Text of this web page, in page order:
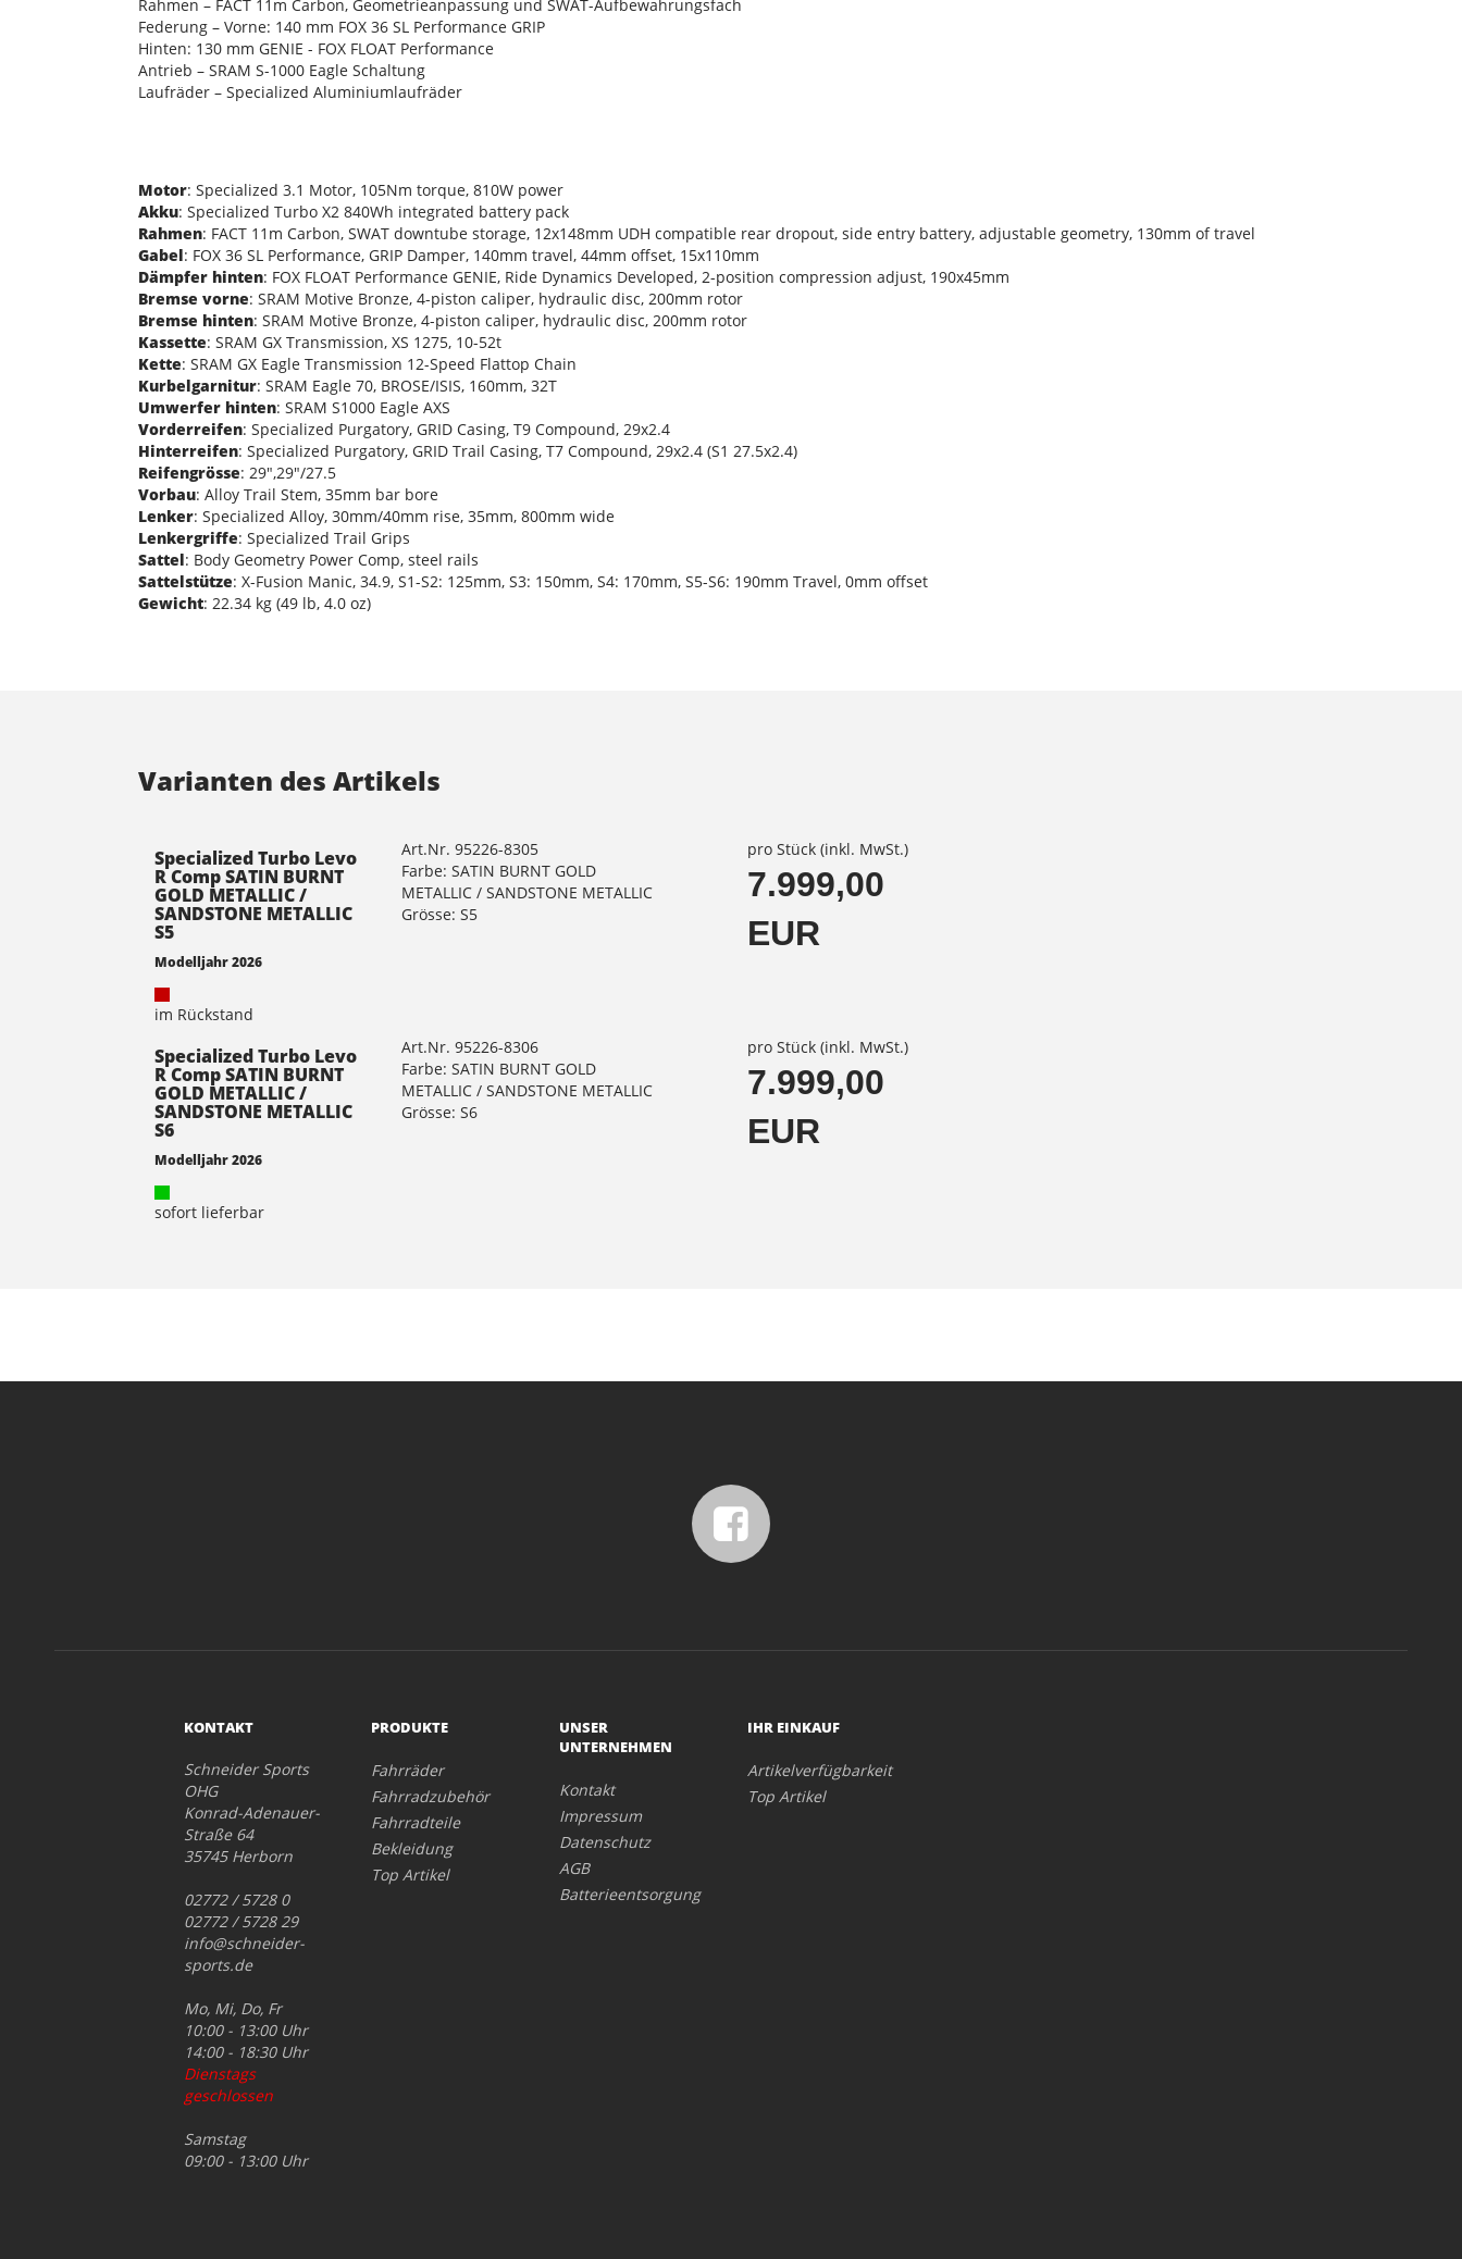
Rahmen – FACT 11m Carbon, Geometrieanpassung und SWAT-Aufbewahrungsfach
Federung – Vorne: 140 mm FOX 36 SL Performance GRIP
Hinten: 130 mm GENIE - FOX FLOAT Performance
Antrieb – SRAM S-1000 Eagle Schaltung
Laufräder – Specialized Aluminiumlaufräder
Motor: Specialized 3.1 Motor, 105Nm torque, 810W power
Akku: Specialized Turbo X2 840Wh integrated battery pack
Rahmen: FACT 11m Carbon, SWAT downtube storage, 12x148mm UDH compatible rear dropout, side entry battery, adjustable geometry, 130mm of travel
Gabel: FOX 36 SL Performance, GRIP Damper, 140mm travel, 44mm offset, 15x110mm
Dämpfer hinten: FOX FLOAT Performance GENIE, Ride Dynamics Developed, 2-position compression adjust, 190x45mm
Bremse vorne: SRAM Motive Bronze, 4-piston caliper, hydraulic disc, 200mm rotor
Bremse hinten: SRAM Motive Bronze, 4-piston caliper, hydraulic disc, 200mm rotor
Kassette: SRAM GX Transmission, XS 1275, 10-52t
Kette: SRAM GX Eagle Transmission 12-Speed Flattop Chain
Kurbelgarnitur: SRAM Eagle 70, BROSE/ISIS, 160mm, 32T
Umwerfer hinten: SRAM S1000 Eagle AXS
Vorderreifen: Specialized Purgatory, GRID Casing, T9 Compound, 29x2.4
Hinterreifen: Specialized Purgatory, GRID Trail Casing, T7 Compound, 29x2.4 (S1 27.5x2.4)
Reifengrösse: 29",29"/27.5
Vorbau: Alloy Trail Stem, 35mm bar bore
Lenker: Specialized Alloy, 30mm/40mm rise, 35mm, 800mm wide
Lenkergriffe: Specialized Trail Grips
Sattel: Body Geometry Power Comp, steel rails
Sattelstütze: X-Fusion Manic, 34.9, S1-S2: 125mm, S3: 150mm, S4: 170mm, S5-S6: 190mm Travel, 0mm offset
Gewicht: 22.34 kg (49 lb, 4.0 oz)
Varianten des Artikels
Specialized Turbo Levo
R Comp SATIN BURNT
GOLD METALLIC /
SANDSTONE METALLIC
S5
Modelljahr 2026
im Rückstand
Art.Nr. 95226-8305
Farbe: SATIN BURNT GOLD
METALLIC / SANDSTONE METALLIC
Grösse: S5
pro Stück (inkl. MwSt.)
7.999,00
EUR
Specialized Turbo Levo
R Comp SATIN BURNT
GOLD METALLIC /
SANDSTONE METALLIC
S6
Modelljahr 2026
sofort lieferbar
Art.Nr. 95226-8306
Farbe: SATIN BURNT GOLD
METALLIC / SANDSTONE METALLIC
Grösse: S6
pro Stück (inkl. MwSt.)
7.999,00
EUR
KONTAKT
Schneider Sports
OHG
Konrad-Adenauer-
Straße 64
35745 Herborn
02772 / 5728 0
02772 / 5728 29
info@schneider-
sports.de
Mo, Mi, Do, Fr
10:00 - 13:00 Uhr
14:00 - 18:30 Uhr
Dienstags
geschlossen
Samstag
09:00 - 13:00 Uhr
PRODUKTE
Fahrräder
Fahrradzubehör
Fahrradteile
Bekleidung
Top Artikel
UNSER
UNTERNEHMEN
Kontakt
Impressum
Datenschutz
AGB
Batterieentsorgung
IHR EINKAUF
Artikelverfügbarkeit
Top Artikel